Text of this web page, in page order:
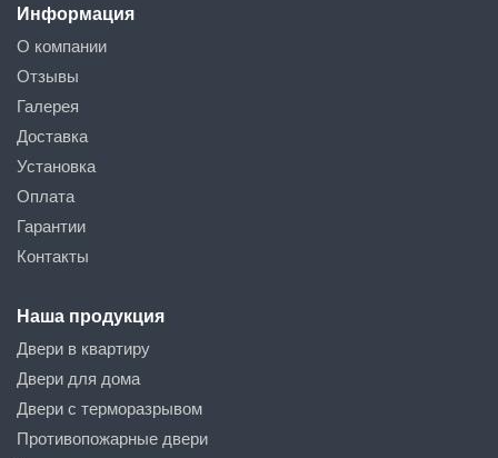
Информация
О компании
Отзывы
Галерея
Доставка
Установка
Оплата
Гарантии
Контакты
Наша продукция
Двери в квартиру
Двери для дома
Двери с терморазрывом
Противопожарные двери